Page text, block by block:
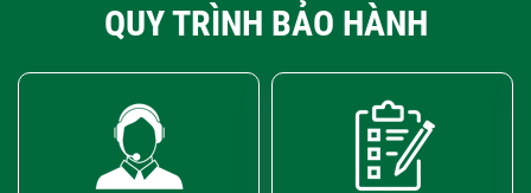
QUY TRÌNH BẢO HÀNH